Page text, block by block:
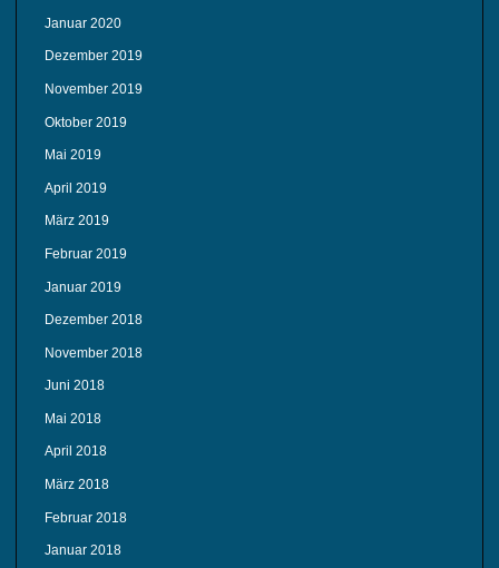
Januar 2020
Dezember 2019
November 2019
Oktober 2019
Mai 2019
April 2019
März 2019
Februar 2019
Januar 2019
Dezember 2018
November 2018
Juni 2018
Mai 2018
April 2018
März 2018
Februar 2018
Januar 2018